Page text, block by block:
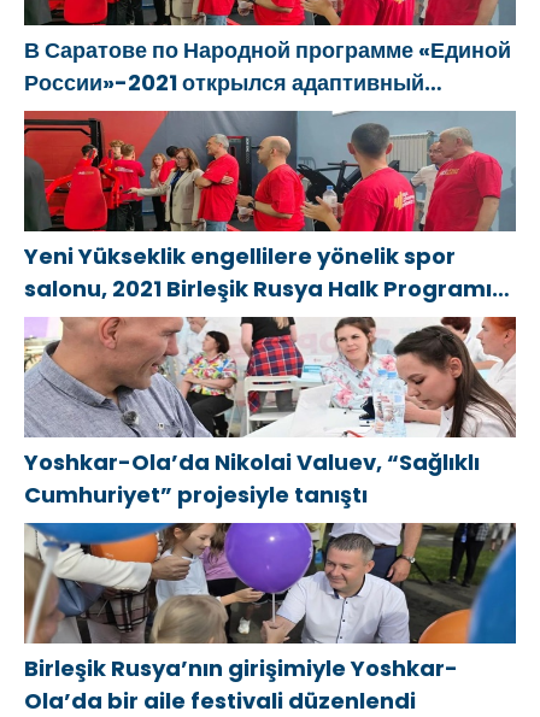
В Саратове по Народной программе «Единой
России»-2021 открылся адаптивный
спортзал «Новая высота»
Yeni Yükseklik engellilere yönelik spor
salonu, 2021 Birleşik Rusya Halk Programı
kapsamında Saratov’da açıldı
Yoshkar-Ola’da Nikolai Valuev, “Sağlıklı
Cumhuriyet” projesiyle tanıştı
Birleşik Rusya’nın girişimiyle Yoshkar-
Ola’da bir aile festivali düzenlendi